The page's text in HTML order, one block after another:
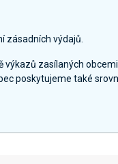
zásadních výdajů.
zasílaných
poskytujeme také